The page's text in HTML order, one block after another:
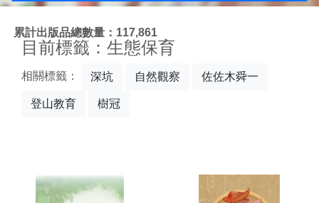
累計出版品總數量：117,861
目前標籤：生態保育
相關標籤： 深坑 自然觀察 佐佐木舜一
登山教育 樹冠